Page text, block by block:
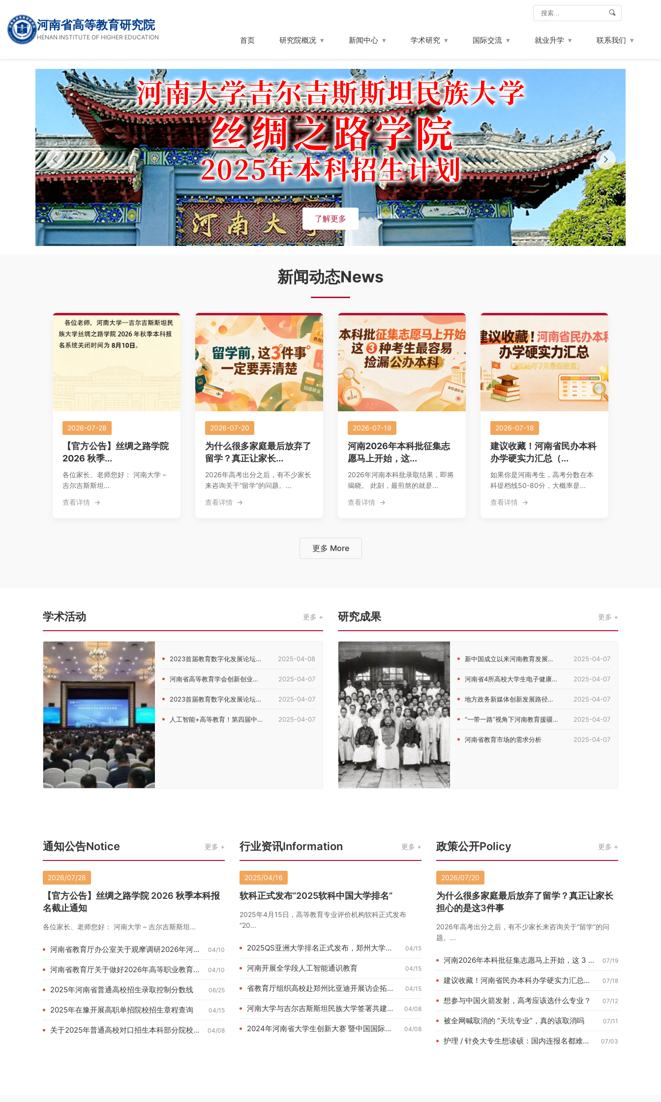
河南省高等教育研究院
HENAN INSTITUTE OF HIGHER EDUCATION 首页 研究院概况 新闻中心 学术研究 国际交流 就业升学 联系我们
了解更多
新闻动态News
2026-07-28
【官方公告】丝绸之路学院
2026 秋季...
各位家长、老师您好： 河南大学 –
吉尔吉斯斯坦...
查看详情
2026-07-20
为什么很多家庭最后放弃了
留学？真正让家长...
2026年高考出分之后，有不少家长
来咨询关于“留学”的问题。...
查看详情
2026-07-19
河南2026年本科批征集志
愿马上开始，这...
2026年河南本科批录取结果，即将
揭晓。 此刻，最煎熬的就是...
查看详情
2026-07-18
建议收藏！河南省民办本科
办学硬实力汇总（...
如果你是河南考生，高考分数在本
科提档线50-80分，大概率是...
查看详情
更多 More
学术活动 更多
2023首届教育数字化发展论坛在郑州举行 2025-04-08
河南省高等教育学会创新创业教育分会2024年理事会暨学术年会... 2025-04-07
2023首届教育数字化发展论坛在河南郑州举行 2025-04-07
人工智能+高等教育！第四届中原高等教育（国际）论坛在郑召开 2025-04-07
研究成果 更多
新中国成立以来河南教育发展的历史脉络考察 2025-04-07
河南省4所高校大学生电子健康素养现状及影响因素研究 2025-04-07
地方政务新媒体创新发展路径研究——以河南省教育厅新媒体为例 2025-04-07
“一带一路”视角下河南教育援疆问题研究 2025-04-07
河南省教育市场的需求分析 2025-04-07
通知公告Notice 更多
2026/07/28
【官方公告】丝绸之路学院 2026 秋季本科报
名截止通知
各位家长、老师您好： 河南大学 – 吉尔吉斯斯坦...
河南省教育厅办公室关于观摩调研2026年河南教育博览会的通知... 04/10
河南省教育厅关于做好2026年高等职业教育单独考试招生和技能... 04/10
2025年河南省普通高校招生录取控制分数线 06/25
2025年在豫开展高职单招院校招生章程查询 04/15
关于2025年普通高校对口招生本科部分院校征集志愿的通知 04/08
行业资讯Information 更多
2025/04/16
软科正式发布“2025软科中国大学排名”
2025年4月15日，高等教育专业评价机构软科正式发布
“20...
2025QS亚洲大学排名正式发布，郑州大学位列180名 04/15
河南开展全学段人工智能通识教育 04/15
省教育厅组织高校赴郑州比亚迪开展访企拓岗调研活动 04/15
河南大学与吉尔吉斯斯坦民族大学签署共建丝路学院合作协议 04/08
2024年河南省大学生创新大赛 暨中国国际大学生创新大赛河南... 04/08
政策公开Policy 更多
2026/07/20
为什么很多家庭最后放弃了留学？真正让家长
担心的是这3件事
2026年高考出分之后，有不少家长来咨询关于“留学”的问
题。...
河南2026年本科批征集志愿马上开始，这 3 种考生最容易捡... 07/19
建议收藏！河南省民办本科办学硬实力汇总（2026年7月最新数... 07/18
想参与中国火箭发射，高考应该选什么专业？ 07/12
被全网喊取消的 “天坑专业”，真的该取消吗 07/11
护理 / 针灸大专生想读硕：国内连报名都难？这条路 1 年即... 07/03